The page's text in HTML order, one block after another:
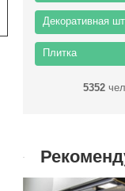
Декоративная
Плитка
5352